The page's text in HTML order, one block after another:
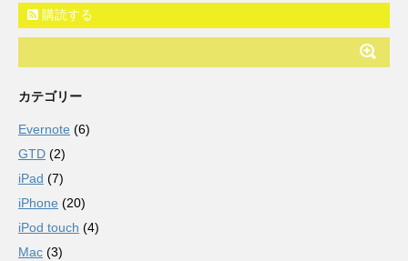
購読する
カテゴリー
Evernote (6)
GTD (2)
iPad (7)
iPhone (20)
iPod touch (4)
Mac (3)